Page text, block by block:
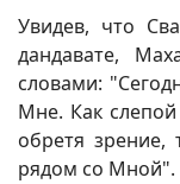
Увидев, что
дандавате,
словами:
Мне. Как
обретя зрение,
рядом со Мной".